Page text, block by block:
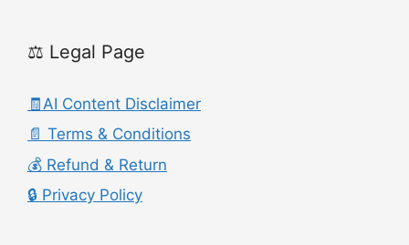
⚖️ Legal Page
🧾AI Content Disclaimer
📄 Terms & Conditions
💰 Refund & Return
🔒 Privacy Policy